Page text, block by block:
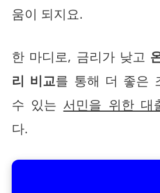
움이 되지요.
한 마디로, 금리가 낮고
리 비교를 통해 더 좋은
수 있는 서민을 위한 대
다.